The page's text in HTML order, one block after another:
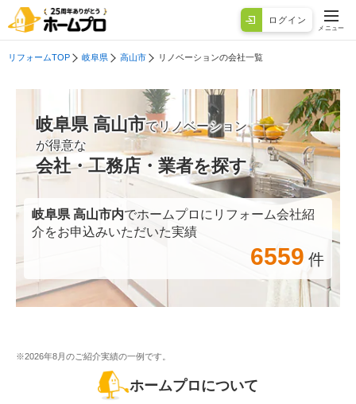
ログイン
メニュー
リフォームTOP 岐阜県 高山市 リノベーションの会社一覧
岐阜県 高山市でリノベーション
が得意な
会社・工務店・業者を探す
岐阜県 高山市内でホームプロにリフォーム会社紹
介をお申込みいただいた実績
6559 件
※2026年8月のご紹介実績の一例です。
ホームプロについて